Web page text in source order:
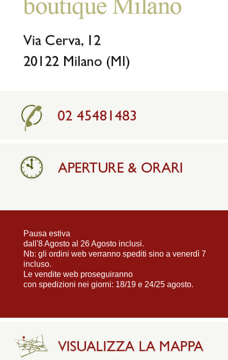
Pausa estiva
dall'8 Agosto al 26 Agosto inclusi.
Nb: gli ordini web verranno spediti sino a venerdì 7
incluso.
Le vendite web proseguiranno
con spedizioni nei giorni: 18/19 e 24/25 agosto.